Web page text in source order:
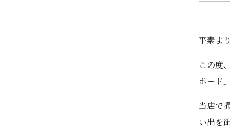
平素よ
この度
ボード
当店で
い出を